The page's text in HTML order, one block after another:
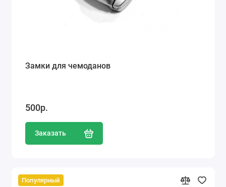
Замки для чемоданов
500р.
Заказать
Популярный